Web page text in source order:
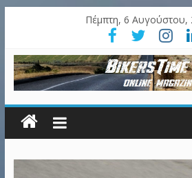
Πέμπτη, 6 Αυγούστου,